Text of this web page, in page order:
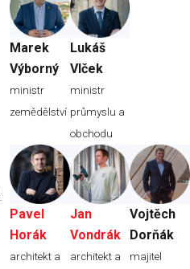
Marek
Výborný
ministr
zemědělství
Lukáš
Vlček
ministr
průmyslu a
obchodu
Pavel
Horák
architekt a
Jan
Vondrák
architekt a
Vojtěch
Dorňák
majitel